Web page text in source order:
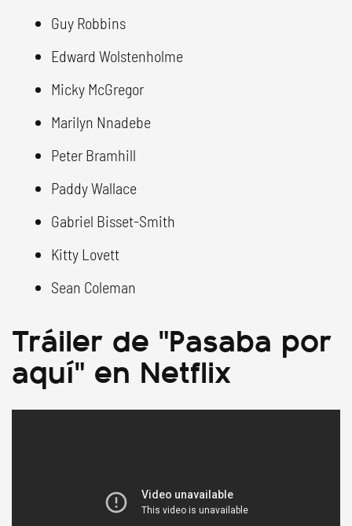
Guy Robbins
Edward Wolstenholme
Micky McGregor
Marilyn Nnadebe
Peter Bramhill
Paddy Wallace
Gabriel Bisset-Smith
Kitty Lovett
Sean Coleman
Tráiler de "Pasaba por
aquí" en Netflix